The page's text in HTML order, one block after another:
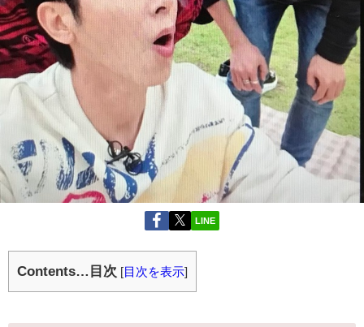
LINE
Contents…目次 [ 目次を表示]